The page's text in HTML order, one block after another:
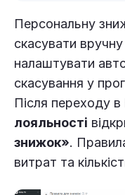
Персональну
скасувати вручну
налаштувати
скасування у
Після переходу в
лояльності
знижок».
витрат та